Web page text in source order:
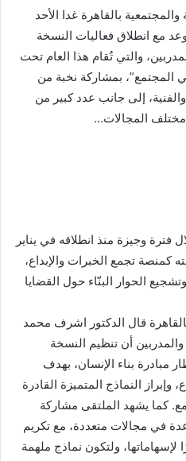
بالقاهرة غدا الأحد
علي موعد مع انطلاق فعاليات النسخة
والتي تُقام هذا العام تحت
المجتمع”، بمشاركة نخبة من
إلى جانب عدد كبير من
المجالات…
وجيزة منذ انطلاقه في يناير
كمنصة تجمع الخبرات والإبداع،
الحوار البنّاء حول القضايا
قال الدكتور اشرف محمد
أن تنظيم النسخة
مبادرة بناء الإنسان، بهدف
وإبراز النماذج المتميزة القادرة
كما يشهد الملتقى مشاركة
في مجالات متعددة، مع تكريم
ولتكون نماذج ملهمة